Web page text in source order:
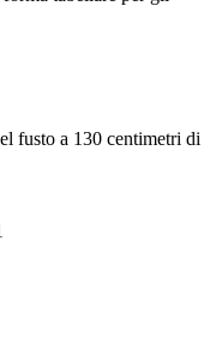
fusto a 130 centimetri di